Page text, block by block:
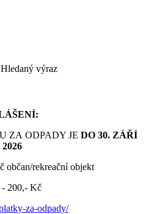
Hledaný výraz
ZA ODPADY JE DO 30. ZÁŘÍ
2026
občan/rekreační objekt
- 200,- Kč
za-odpady/